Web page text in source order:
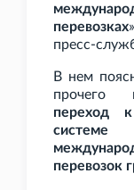
перевозках
пресс-
В нем
прочего
переход к
перевозок